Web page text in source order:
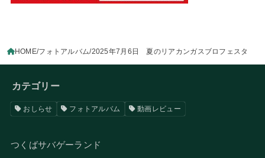
HOME フォトアルバム 2025年7月6日 夏のリアカンガスブロフェスタ
カテゴリー
おしらせ フォトアルバム 動画レビュー
つくばサバゲーランド